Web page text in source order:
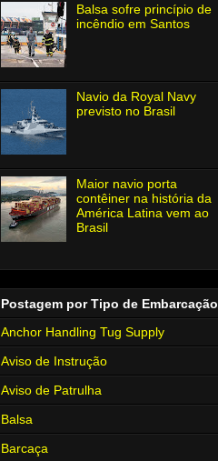
Balsa sofre princípio de
incêndio em Santos
Navio da Royal Navy
previsto no Brasil
Maior navio porta
contêiner na história da
América Latina vem ao
Brasil
Postagem por Tipo de Embarcação
Anchor Handling Tug Supply
Aviso de Instrução
Aviso de Patrulha
Balsa
Barcaça